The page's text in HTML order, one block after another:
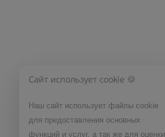
Сайт использует cookie 🍪
Наш сайт использует файлы cookie
для предоставления основных
функций и услуг, а так же для оценки